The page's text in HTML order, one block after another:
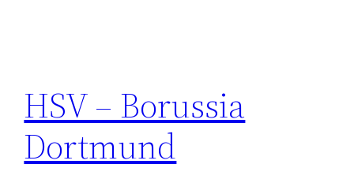
HSV – Borussia
Dortmund